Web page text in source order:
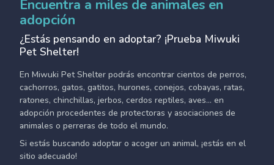
Encuentra a miles de animales en
adopción
¿Estás pensando en adoptar? ¡Prueba Miwuki
Pet Shelter!
En Miwuki Pet Shelter podrás encontrar cientos de perros,
cachorros, gatos, gatitos, hurones, conejos, cobayas, ratas,
ratones, chinchillas, jerbos, cerdos reptiles, aves... en
adopción procedentes de protectoras y asociaciones de
animales o perreras de todo el mundo.
Si estás buscando adoptar o acoger un animal, ¡estás en el
sitio adecuado!